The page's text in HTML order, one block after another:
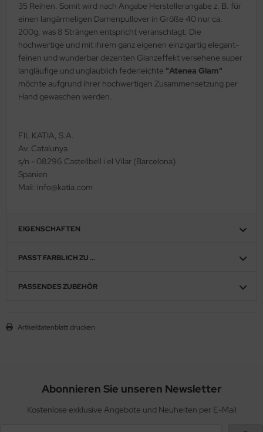
35 Reihen. Somit wird nach Angabe Herstellerangabe z. B. für
einen langärmeligen Damenpullover in Größe 40 nur ca.
200g, was 8 Strängen entspricht veranschlagt. Die
hochwertige und mit ihrem ganz eigenen einzigartig elegant-
feinen und wunderbar dezenten Glanzeffekt versehene super
langläufige und unglaublich federleichte "Atenea Glam"
möchte aufgrund ihrer hochwertigen Zusammensetzung per
Hand gewaschen werden.
FIL KATIA, S.A.
Av. Catalunya
s/n - 08296 Castellbell i el Vilar (Barcelona)
Spanien
Mail: info@katia.com
EIGENSCHAFTEN
PASST FARBLICH ZU ...
PASSENDES ZUBEHÖR
Artikeldatenblatt drucken
Abonnieren Sie unseren Newsletter
Kostenlose exklusive Angebote und Neuheiten per E-Mail